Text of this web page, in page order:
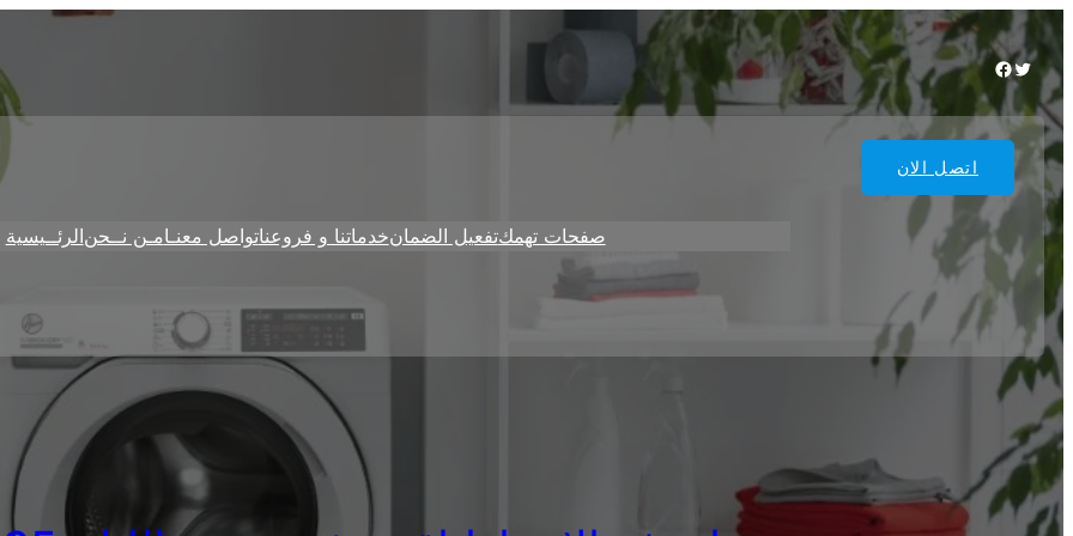
Facebook Twitter
الرئــيسيةمـن نــحنتواصل معنـاخدماتنا و فروعناتفعيل الضمانصفحات تهمك
اتصل الان